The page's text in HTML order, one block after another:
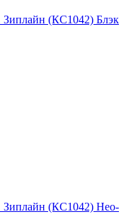
Зиплайн (КС1042) Блэк
Зиплайн (КС1042) Нео-